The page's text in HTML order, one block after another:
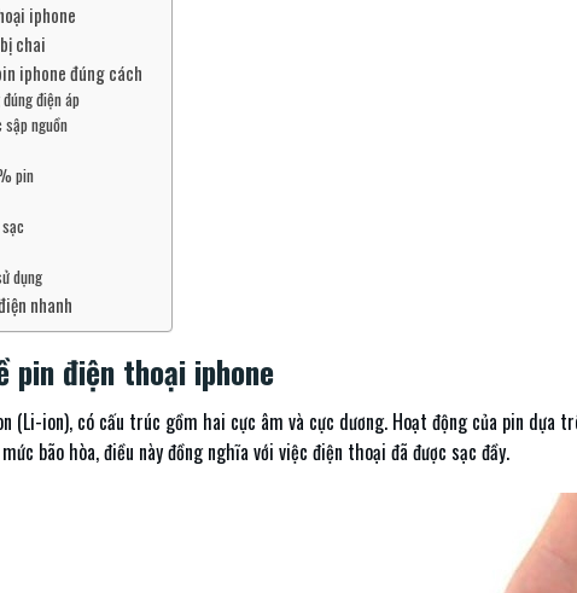
iphone
chai
iphone đúng cách
điện áp
sập nguồn
pin
dụng
nhanh
điện thoại iphone
(Li-ion), có cấu trúc gồm hai cực âm và cực dương. Hoạt động của pin
bão hòa, điều này đồng nghĩa với việc điện thoại đã được sạc đầy.